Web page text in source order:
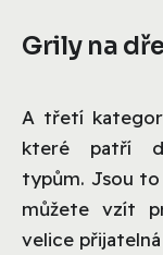
Grily na
A třetí
které patří
typům. Jsou to
můžete vzít
velice